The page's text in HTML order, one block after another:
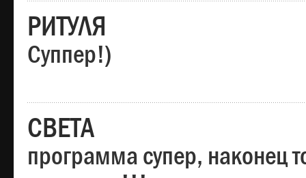
РИТУЛЯ
Суппер!)
СВЕТА
программа супер, наконец